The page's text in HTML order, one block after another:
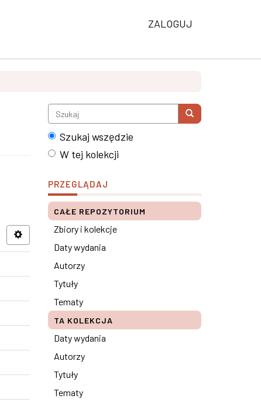
ZALOGUJ
Szukaj wszędzie
W tej kolekcji
PRZEGLĄDAJ
CAŁE REPOZYTORIUM
Zbiory i kolekcje
Daty wydania
Autorzy
Tytuły
Tematy
TA KOLEKCJA
Daty wydania
Autorzy
Tytuły
Tematy